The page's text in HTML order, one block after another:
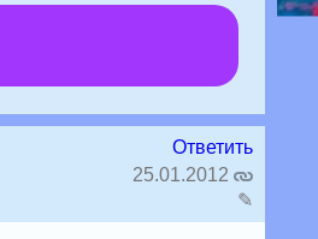
Ответить
25.01.2012
✎